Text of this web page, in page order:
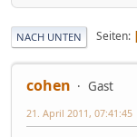
NACH UNTEN Seiten
cohen Gast
21. April 2011, 07:41:45